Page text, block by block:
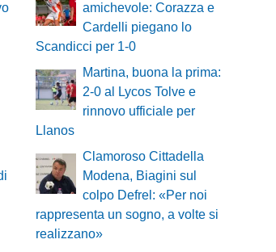
amichevole: Corazza e
Cardelli piegano lo
Scandicci per 1-0
Martina, buona la prima:
2-0 al Lycos Tolve e
rinnovo ufficiale per
Llanos
Clamoroso Cittadella
Modena, Biagini sul
colpo Defrel: «Per noi
rappresenta un sogno, a volte si
realizzano»